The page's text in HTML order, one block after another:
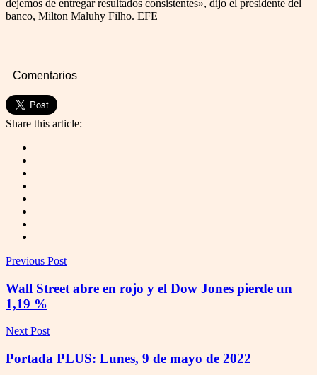
dejemos de entregar resultados consistentes», dijo el presidente del
banco, Milton Maluhy Filho. EFE
Comentarios
Share this article:
Previous Post
Wall Street abre en rojo y el Dow Jones pierde un
1,19 %
Next Post
Portada PLUS: Lunes, 9 de mayo de 2022